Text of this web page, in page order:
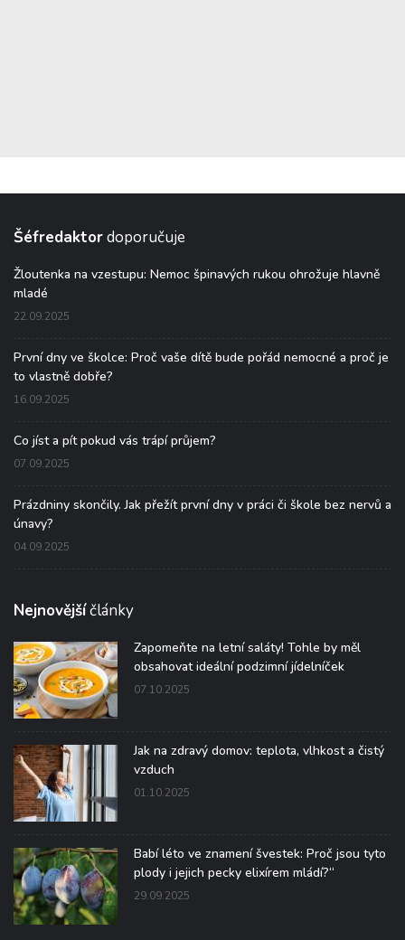
Šéfredaktordoporučuje
Žloutenka na vzestupu: Nemoc špinavých rukou ohrožuje hlavně
mladé
22.09.2025
První dny ve školce: Proč vaše dítě bude pořád nemocné a proč je
to vlastně dobře?
16.09.2025
Co jíst a pít pokud vás trápí průjem?
07.09.2025
Prázdniny skončily. Jak přežít první dny v práci či škole bez nervů a
únavy?
04.09.2025
Nejnovějšíčlánky
Zapomeňte na letní saláty! Tohle by měl
obsahovat ideální podzimní jídelníček
07.10.2025
Jak na zdravý domov: teplota, vlhkost a čistý
vzduch
01.10.2025
Babí léto ve znamení švestek: Proč jsou tyto
plody i jejich pecky elixírem mládí?“
29.09.2025